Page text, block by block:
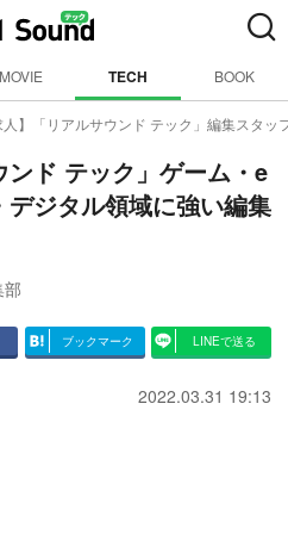
MOVIE TECH BOOK
人】「リアルサウンド テック」編集スタッ
ンド テック」ゲーム・e
ジタル領域に強い編集
ブックマーク LINEで送る
2022.03.31 19:13